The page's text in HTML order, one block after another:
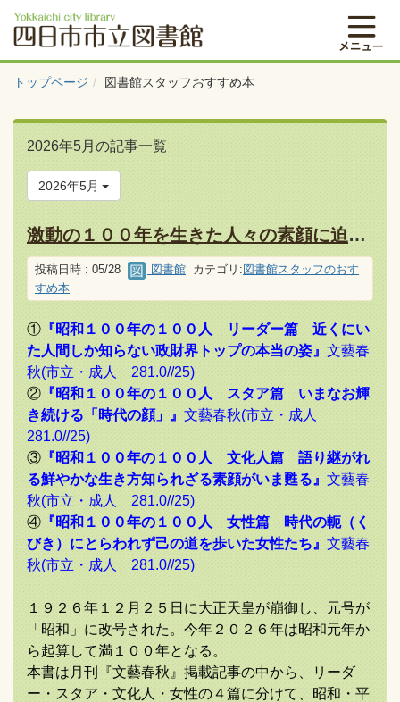
トップページ 図書館スタッフおすすめ本
2026年5月の記事一覧
2026年5月
激動の１００年を生きた人々の素顔に迫る！
投稿日時 : 05/28 図書館 カテゴリ: 図書館スタッフのおす
すめ本
① 『昭和１００年の１００人 リーダー篇 近くにい
た人間しか知らない政財界トップの本当の姿』 文藝春
秋(市立・成人 281.0//25)
② 『昭和１００年の１００人 スタア篇 いまなお輝
き続ける「時代の顔」』 文藝春秋(市立・成人
281.0//25)
③ 『昭和１００年の１００人 文化人篇 語り継がれ
る鮮やかな生き方知られざる素顔がいま甦る』 文藝春
秋(市立・成人 281.0//25)
④ 『昭和１００年の１００人 女性篇 時代の軛（く
びき）にとらわれず己の道を歩いた女性たち』 文藝春
秋(市立・成人 281.0//25)
１９２６年１２月２５日に大正天皇が崩御し、元号が
「昭和」に改号された。今年２０２６年は昭和元年か
ら起算して満１００年となる。
本書は月刊『文藝春秋』掲載記事の中から、リーダ
ー・スタア・文化人・女性の４篇に分けて、昭和・平